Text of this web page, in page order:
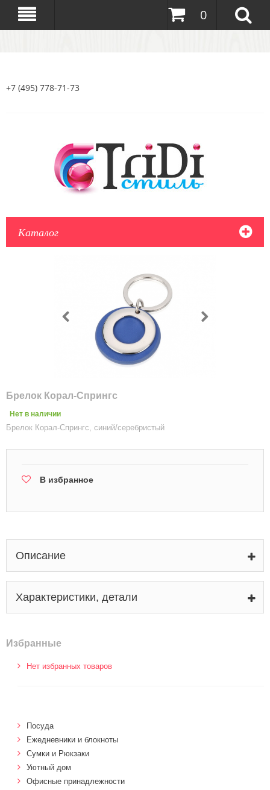
0
+7 (495) 778-71-73
Каталог
Брелок Корал-Спрингс
Нет в наличии
Брелок Корал-Спрингс, синий/серебристый
В избранное
Описание
Характеристики, детали
Избранные
Нет избранных товаров
Посуда
Ежедневники и блокноты
Сумки и Рюкзаки
Уютный дом
Офисные принадлежности